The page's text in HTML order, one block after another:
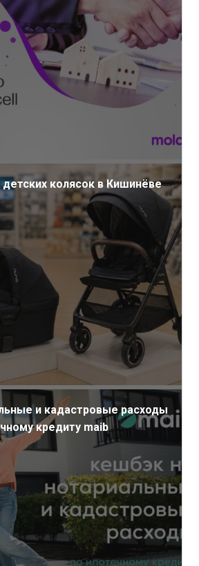
колясок в Кишинёве
и кадастровые расходы
кредиту maib